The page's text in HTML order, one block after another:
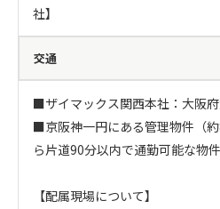
社】
交通
■ザイマックス関西本社：大阪
■京阪神一円にある管理物件（
ら片道90分以内で通勤可能な物
【配属現場について】